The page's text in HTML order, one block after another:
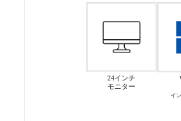
24インチ
モニター
イ